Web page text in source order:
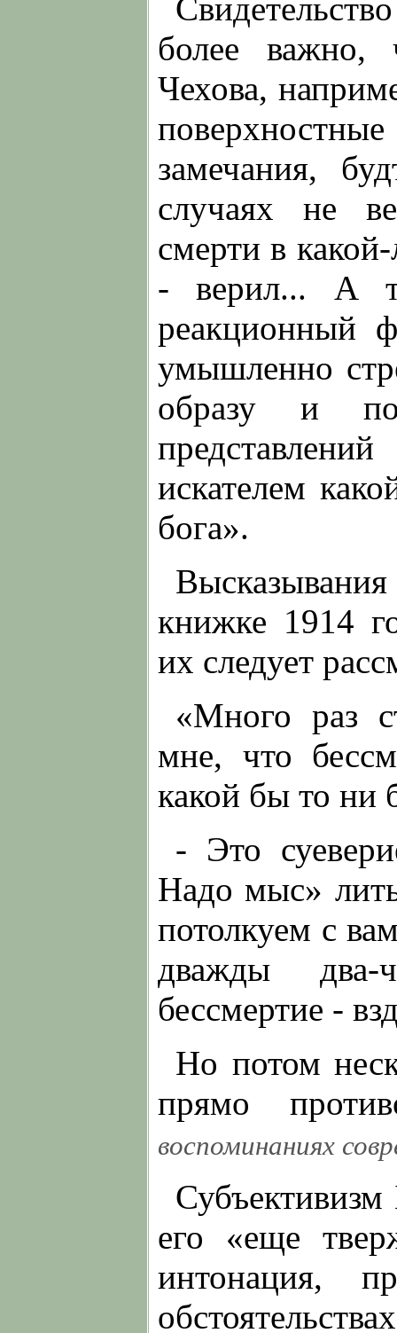
более важно,
Чехова,
замечания,
случаях не
смерти в
- верил... А
реакционный
умышленно
образу и
искателем
бога».
книжке 1914
их следует
«Много раз
мне, что
какой бы то ни
- Это
Надо мыс»
потолкуем с
дважды
бессмертие -
Но потом
прямо
воспоминаниях
Субъективизм
его «еще
интонация,